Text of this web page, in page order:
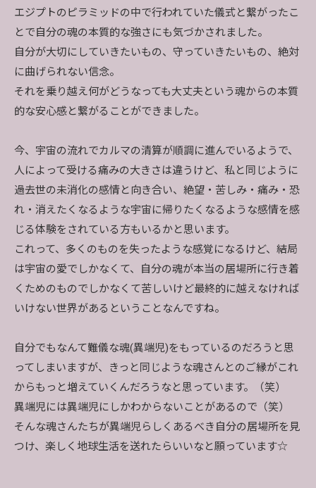
エジプトのピラミッドの中で行われていた儀式と繋がったこ
とで自分の魂の本質的な強さにも気づかされました。
自分が大切にしていきたいもの、守っていきたいもの、絶対
に曲げられない信念。
それを乗り越え何がどうなっても大丈夫という魂からの本質
的な安心感と繋がることができました。
今、宇宙の流れでカルマの清算が順調に進んでいるようで、
人によって受ける痛みの大きさは違うけど、私と同じように
過去世の未消化の感情と向き合い、絶望・苦しみ・痛み・恐
れ・消えたくなるような宇宙に帰りたくなるような感情を感
じる体験をされている方もいるかと思います。
これって、多くのものを失ったような感覚になるけど、結局
は宇宙の愛でしかなくて、自分の魂が本当の居場所に行き着
くためのものでしかなくて苦しいけど最終的に越えなければ
いけない世界があるということなんですね。
自分でもなんて難儀な魂(異端児)をもっているのだろうと思
ってしまいますが、きっと同じような魂さんとのご縁がこれ
からもっと増えていくんだろうなと思っています。（笑）
異端児には異端児にしかわからないことがあるので（笑）
そんな魂さんたちが異端児らしくあるべき自分の居場所を見
つけ、楽しく地球生活を送れたらいいなと願っています☆